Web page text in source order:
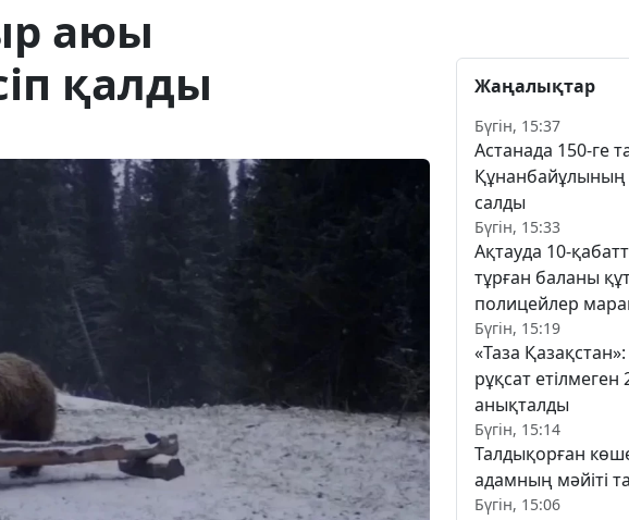
аюы
қалды
Жаңалықтар
Бүгін, 15:37
Астанада 150-ге
Құнанбайұлының
салды
Бүгін, 15:33
Ақтауда 10-
тұрған баланы
полицейлер
Бүгін, 15:19
«Таза
рұқсат
анықталды
Бүгін, 15:14
Талдықорған
адамның мәйіті
Бүгін, 15:06